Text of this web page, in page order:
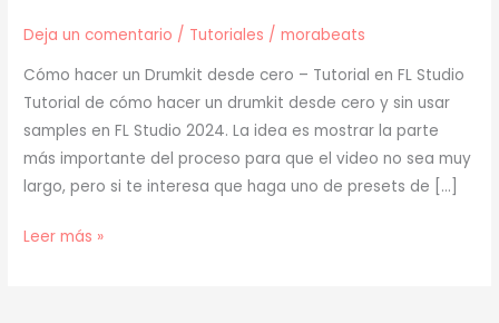
Deja un comentario / Tutoriales /morabeats
Cómo hacer un Drumkit desde cero – Tutorial en FL Studio
Tutorial de cómo hacer un drumkit desde cero y sin usar
samples en FL Studio 2024. La idea es mostrar la parte
más importante del proceso para que el video no sea muy
largo, pero si te interesa que haga uno de presets de […]
[
Leer más »